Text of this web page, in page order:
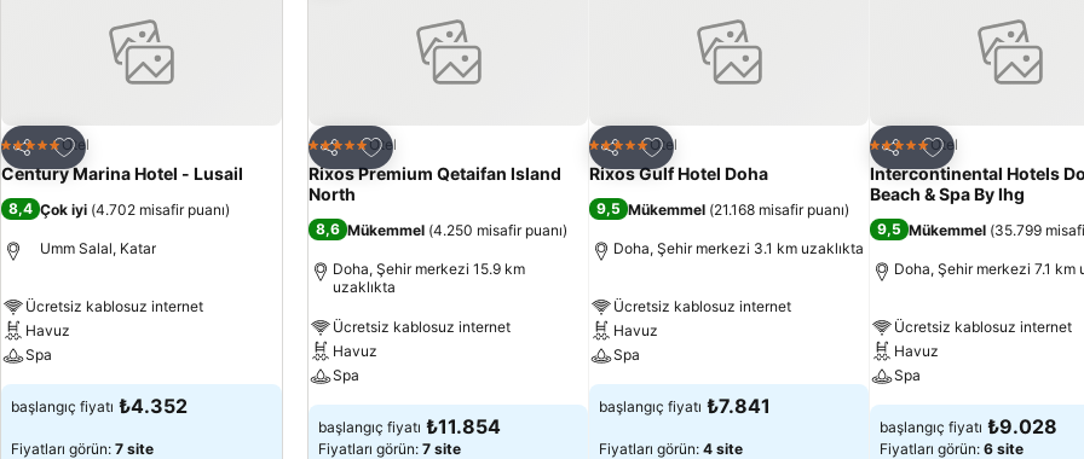
Paylaş
Favorilerime ekle
5 Yıldız Otel
Century Marina Hotel - Lusail
8,4 Çok iyi (4.702 misafir puanı)
Umm Salal, Katar
Ücretsiz kablosuz internet
Havuz
Spa
başlangıç fiyatı ₺4.352
Fiyatları görün: 7 site
Paylaş
Favorilerime ekle
5 Yıldız Otel
Rixos Premium Qetaifan Island
North
8,6 Mükemmel (4.250 misafir puanı)
Doha, Şehir merkezi 15.9 km
uzaklıkta
Ücretsiz kablosuz internet
Havuz
Spa
başlangıç fiyatı ₺11.854
Fiyatları görün: 7 site
Paylaş
Favorilerime ekle
5 Yıldız Otel
Rixos Gulf Hotel Doha
9,5 Mükemmel (21.168 misafir puanı)
Doha, Şehir merkezi 3.1 km uzaklıkta
Ücretsiz kablosuz internet
Havuz
Spa
başlangıç fiyatı ₺7.841
Fiyatları görün: 4 site
Paylaş
Favorilerime ekle
5 Yıldız Otel
Intercontinental Hotels
Beach & Spa By Ihg
9,5 Mükemmel (35.799
Doha, Şehir merkezi 7.1 km
Ücretsiz kablosuz internet
Havuz
Spa
başlangıç fiyatı ₺9.028
Fiyatları görün: 6 site